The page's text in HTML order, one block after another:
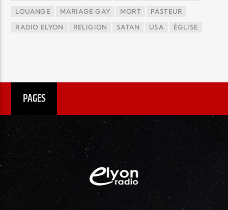
LOUANGE MARIAGE GAY MORT PASTEUR
RADIO ELYON RELIGION SATAN USA ÉGLISE
PAGES